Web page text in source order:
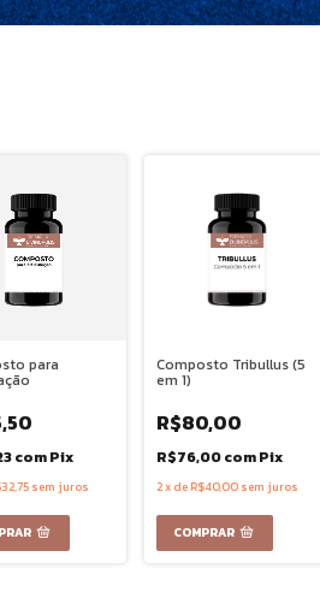
para
comPix
sem juros
Composto Tribullus (5
em 1)
R$80,00
R$76,00comPix
2x deR$40,00 sem juros